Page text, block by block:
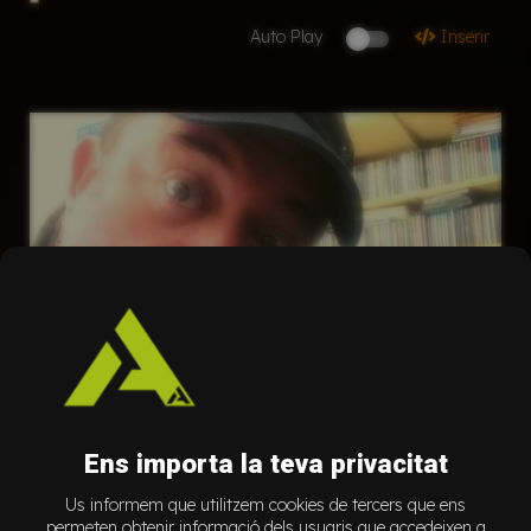
Auto Play Inserir
Ens importa la teva privacitat
Us informem que utilitzem cookies de tercers que ens